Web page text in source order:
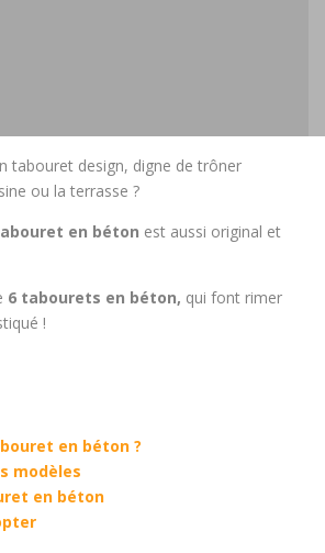
tabouret design, digne de trôner
ou la terrasse ?
en béton est aussi original et
6 tabourets en béton, qui font rimer
!
en béton ?
modèles
en béton